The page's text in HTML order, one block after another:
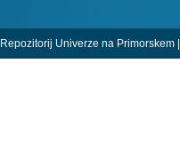
Repozitorij Univerze na Primorskem |